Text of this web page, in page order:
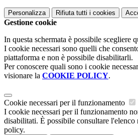
Personalizza Rifiuta tutti i cookies
Gestione cookie
In questa schermata è possibile scegliere
I cookie necessari sono quelli che
piattaforma e non è possibile disabilitarli.
Per conoscere quali sono i cookie
visionare la COOKIE POLICY.
Cookie necessari per il funzionamento
I cookie necessari per il funzionamento
disabilitati. È possibile consultare
policy.